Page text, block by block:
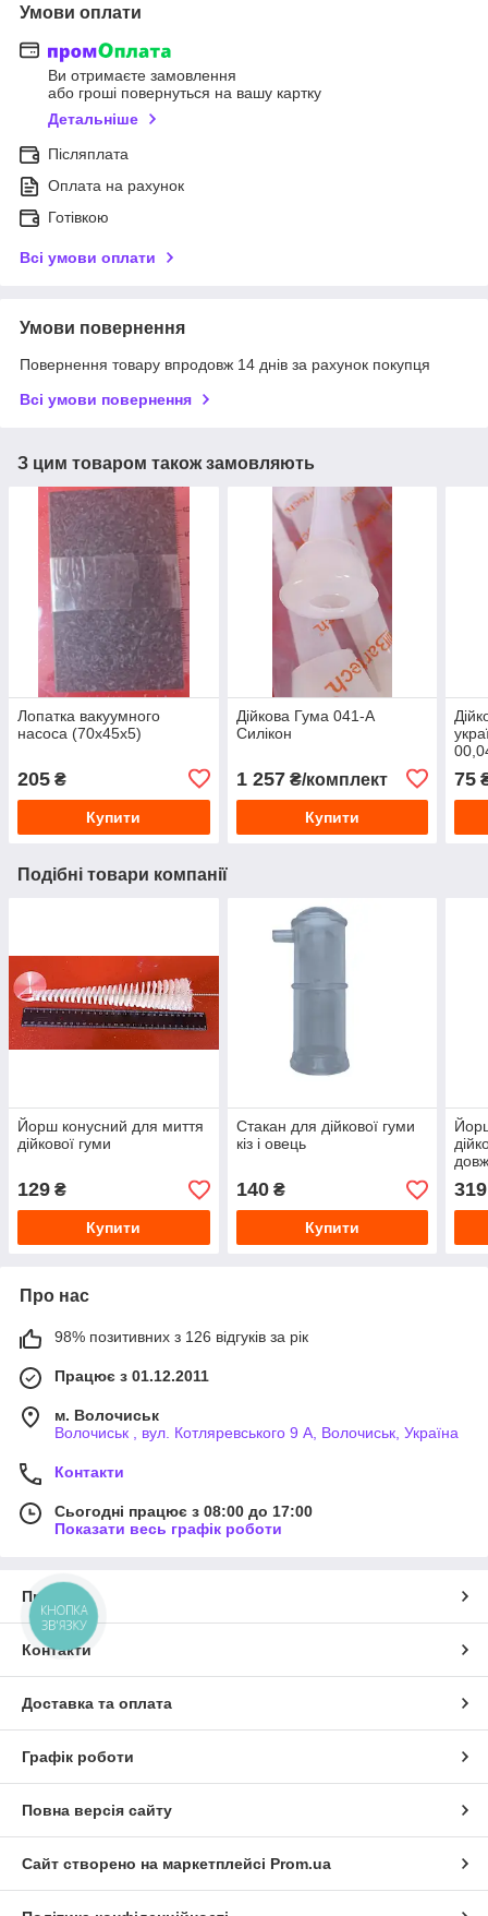
Умови оплати
Ви отримаєте замовлення
або гроші повернуться на вашу картку
Детальніше
Післяплата
Оплата на рахунок
Готівкою
Всі умови оплати
Умови повернення
Повернення товару впродовж 14 днів за рахунок покупця
Всі умови повернення
З цим товаром також замовляють
Лопатка вакуумного
насоса (70х45х5)
205 ₴
Купити
Дійкова Гума 041-А
Силікон
1 257₴/комплект
Купити
75
Подібні товари компанії
Йорш конусний для миття
дійкової гуми
129 ₴
Купити
Стакан для дійкової гуми
кіз і овець
140₴
Купити
319
Про нас
98% позитивних з 126 відгуків за рік
Працює з 01.12.2011
м. Волочиськ
Волочиськ , вул. Котляревського 9 А, Волочиськ, Україна
Контакти
Сьогодні працює з 08:00 до 17:00
Показати весь графік роботи
Про нас
Контакти
Доставка та оплата
Графік роботи
Повна версія сайту
Сайт створено на маркетплейсі Prom.ua
КНОПКА
ЗВ'ЯЗКУ